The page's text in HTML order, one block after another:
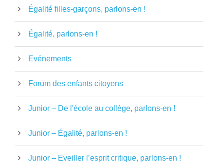
Égalité filles-garçons, parlons-en !
Égalité, parlons-en !
Evénements
Forum des enfants citoyens
Junior – De l'école au collège, parlons-en !
Junior – Égalité, parlons-en !
Junior – Eveiller l’esprit critique, parlons-en !